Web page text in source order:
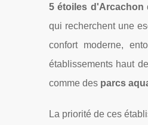
5 étoiles d'Arcachon
qui recherchent une
confort moderne,
établissements haut
comme des parcs
La priorité de ces